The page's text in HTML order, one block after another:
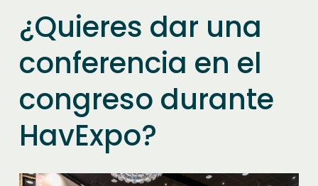
¿Quieres dar una
conferencia en el
congreso durante
HavExpo?